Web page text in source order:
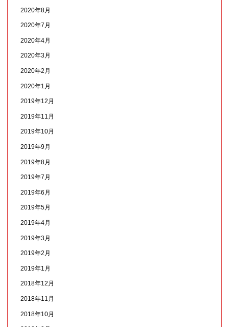
2020年8月
2020年7月
2020年4月
2020年3月
2020年2月
2020年1月
2019年12月
2019年11月
2019年10月
2019年9月
2019年8月
2019年7月
2019年6月
2019年5月
2019年4月
2019年3月
2019年2月
2019年1月
2018年12月
2018年11月
2018年10月